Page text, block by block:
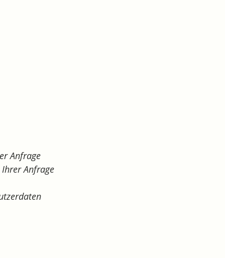
Anfrage
Anfrage